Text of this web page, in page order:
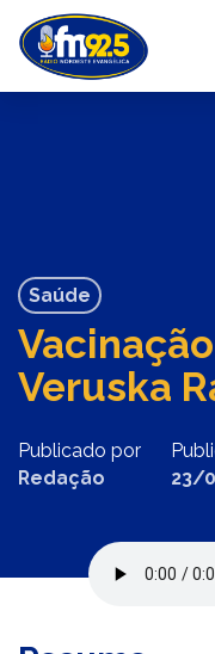
Previous
Saúde
Veruska
Publicado por
Redação
23/